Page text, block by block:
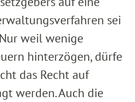
sei
weil wenige
hinterzögen, dürfe
das Recht auf
werden. Auch die